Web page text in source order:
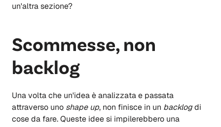
un'altra sezione?
Scommesse, non
backlog
Una volta che un'idea è analizzata e passata
attraverso uno shape up, non finisce in un backlogdi
cose da fare. Queste idee si impilerebbero una